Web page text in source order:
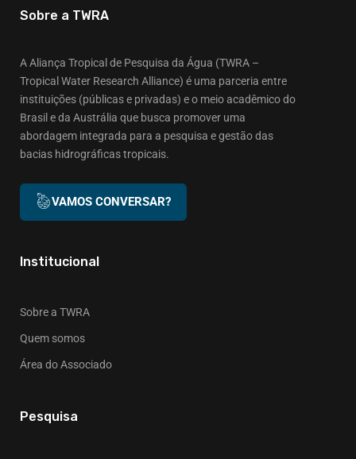
Sobre a TWRA
A Aliança Tropical de Pesquisa da Água (TWRA –
Tropical Water Research Alliance) é uma parceria entre
instituições (públicas e privadas) e o meio acadêmico do
Brasil e da Austrália que busca promover uma
abordagem integrada para a pesquisa e gestão das
bacias hidrográficas tropicais.
VAMOS CONVERSAR?
Institucional
Sobre a TWRA
Quem somos
Área do Associado
Pesquisa